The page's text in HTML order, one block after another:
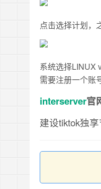
点击选择计划，
系统选择LINUX
需要注册一个账
interserver官
建设tiktok独享